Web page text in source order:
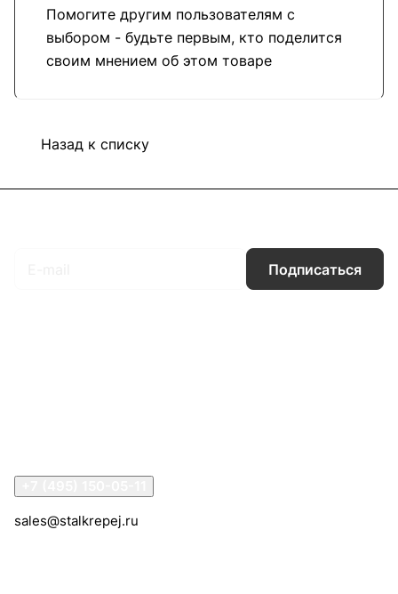
Помогите другим пользователям с
выбором - будьте первым, кто поделится
своим мнением об этом товаре
Назад к списку
Подписаться
sales@stalkrepej.ru